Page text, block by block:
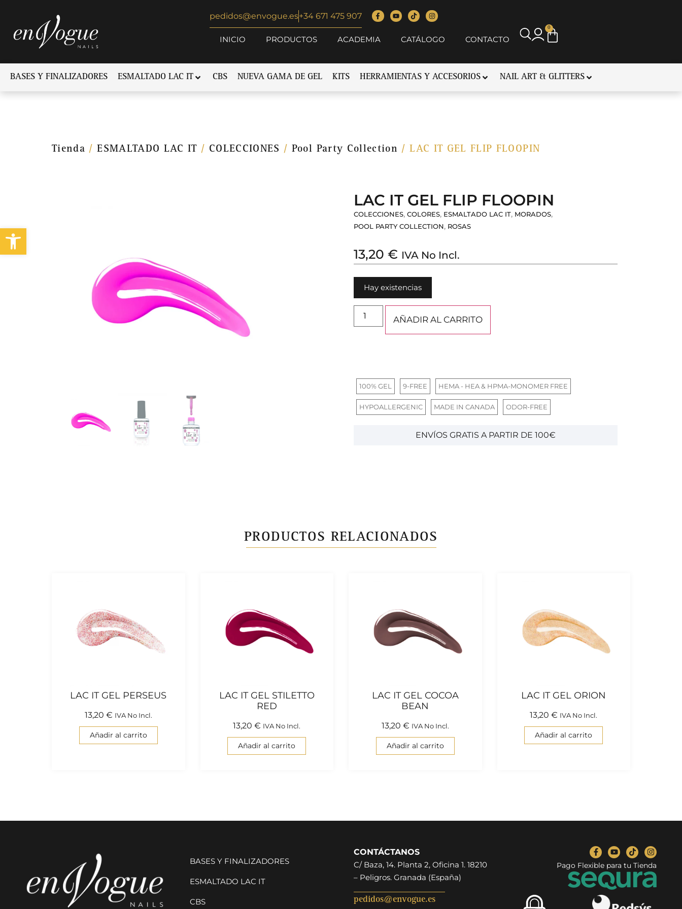
Abrir barra de herramientas
pedidos@envogue.es+34 671 475 907
INICIO PRODUCTOS ACADEMIA CATÁLOGO CONTACTO
0
BASES Y FINALIZADORES ESMALTADO LAC IT CBS NUEVA GAMA DE GEL KITS HERRAMIENTAS Y ACCESORIOS NAIL ART & GLITTERS
Tienda /ESMALTADO LAC IT / COLECCIONES / Pool Party Collection / LAC IT GEL FLIP FLOOPIN
LAC IT GEL FLIP FLOOPIN
COLECCIONES, COLORES, ESMALTADO LAC IT, MORADOS,
POOL PARTY COLLECTION, ROSAS
13,20 € IVA No Incl.
Hay existencias
AÑADIR AL CARRITO
100% GEL 9-FREE HEMA - HEA & HPMA-MONOMER FREE
HYPOALLERGENIC MADE IN CANADA ODOR-FREE
ENVÍOS GRATIS A PARTIR DE 100€
PRODUCTOS RELACIONADOS
LAC IT GEL PERSEUS
13,20 € IVA No Incl.
Añadir al carrito
LAC IT GEL STILETTO
RED
13,20€ IVA No Incl.
Añadir al carrito
LAC IT GEL COCOA
BEAN
13,20 € IVA No Incl.
Añadir al carrito
LAC IT GEL ORION
13,20€ IVA No Incl.
Añadir al carrito
BASES Y FINALIZADORES
ESMALTADO LAC IT
CBS
CONTÁCTANOS
C/ Baza, 14. Planta 2, Oficina 1. 18210
– Peligros. Granada (España)
pedidos@envogue.es
Pago Flexible para tu Tienda